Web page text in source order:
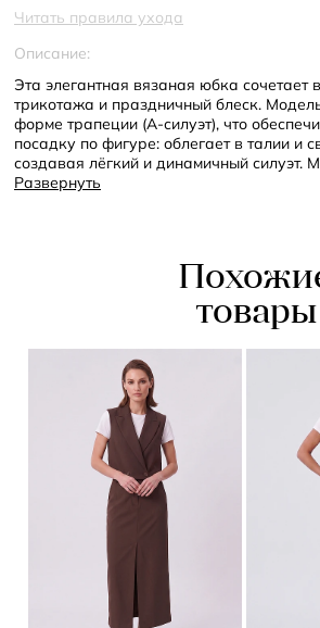
Читать правила ухода
Описание:
Эта элегантная вязаная юбка сочетает
трикотажа и праздничный блеск.
форме трапеции (А-силуэт), что
посадку по фигуре: облегает в талии и
создавая лёгкий и динамичный силуэт.
резинка на поясе не пережимает и
Они распределены по всей поверхности,
изысканный, ненавязчивый блеск,
трикотажного полотна
волокна (полиэстер и нейлон) — за
эластичность и долговечность.
Развернуть
товары